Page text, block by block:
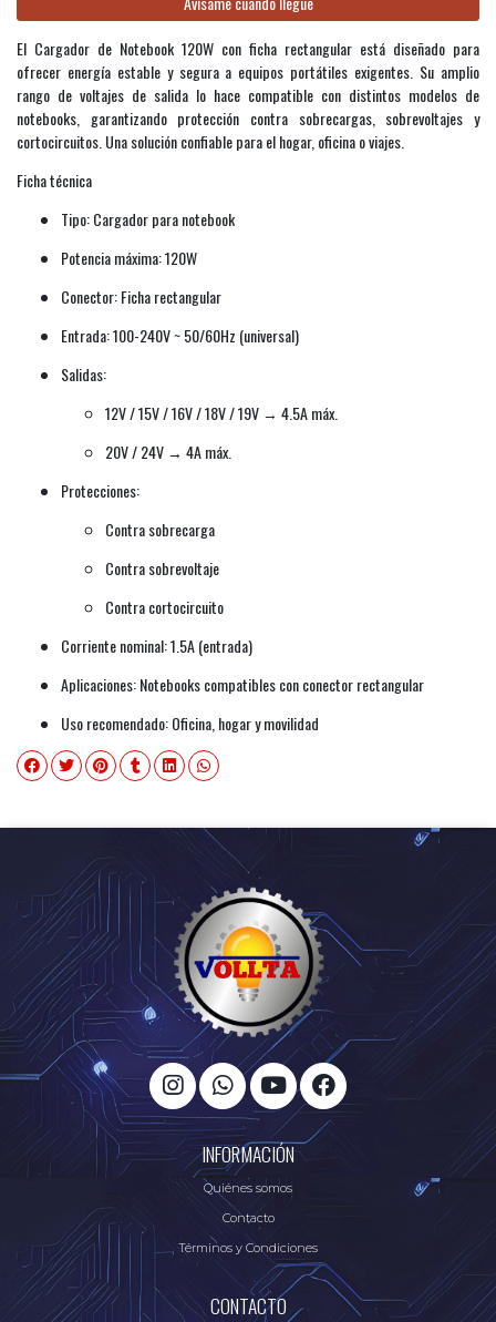
El Cargador de Notebook 120W con ficha rectangular está diseñado para
ofrecer energía estable y segura a equipos portátiles exigentes. Su amplio
rango de voltajes de salida lo hace compatible con distintos modelos de
notebooks, garantizando protección contra sobrecargas, sobrevoltajes y
cortocircuitos. Una solución confiable para el hogar, oficina o viajes.
Ficha técnica
Tipo: Cargador para notebook
Potencia máxima: 120W
Conector: Ficha rectangular
Entrada: 100-240V ~ 50/60Hz (universal)
Salidas:
12V / 15V / 16V / 18V / 19V → 4.5A máx.
20V / 24V → 4A máx.
Protecciones:
Contra sobrecarga
Contra sobrevoltaje
Contra cortocircuito
Corriente nominal: 1.5A (entrada)
Aplicaciones: Notebooks compatibles con conector rectangular
Uso recomendado: Oficina, hogar y movilidad
INFORMACIÓN
Quiénes somos
Contacto
Términos y Condiciones
CONTACTO